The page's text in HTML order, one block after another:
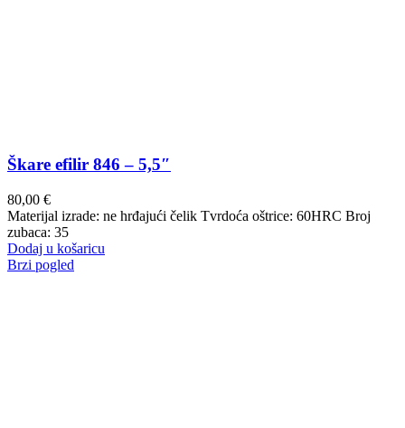
Škare efilir 846 – 5,5″
80,00 €
Materijal izrade: ne hrđajući čelik Tvrdoća oštrice: 60HRC Broj
zubaca: 35
Dodaj u košaricu
Brzi pogled